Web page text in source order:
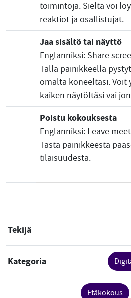
toimintoja. Sieltä voi
reaktiot ja osallistujat.
Jaa sisältö tai näyttö
Englanniksi: Share
Tällä painikkeella
omalta koneeltasi. Voit
kaiken näytöltäsi vai
Poistu kokouksesta
Englanniksi: Leave
Tästä painikkeesta
tilaisuudesta.
Tekijä
Kategoria
Etäkokous